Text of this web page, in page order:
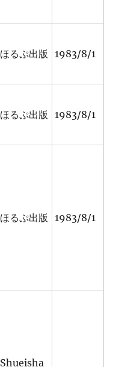
ほるぷ出版 1983/8/1
ほるぷ出版 1983/8/1
ほるぷ出版 1983/8/1
Shueisha